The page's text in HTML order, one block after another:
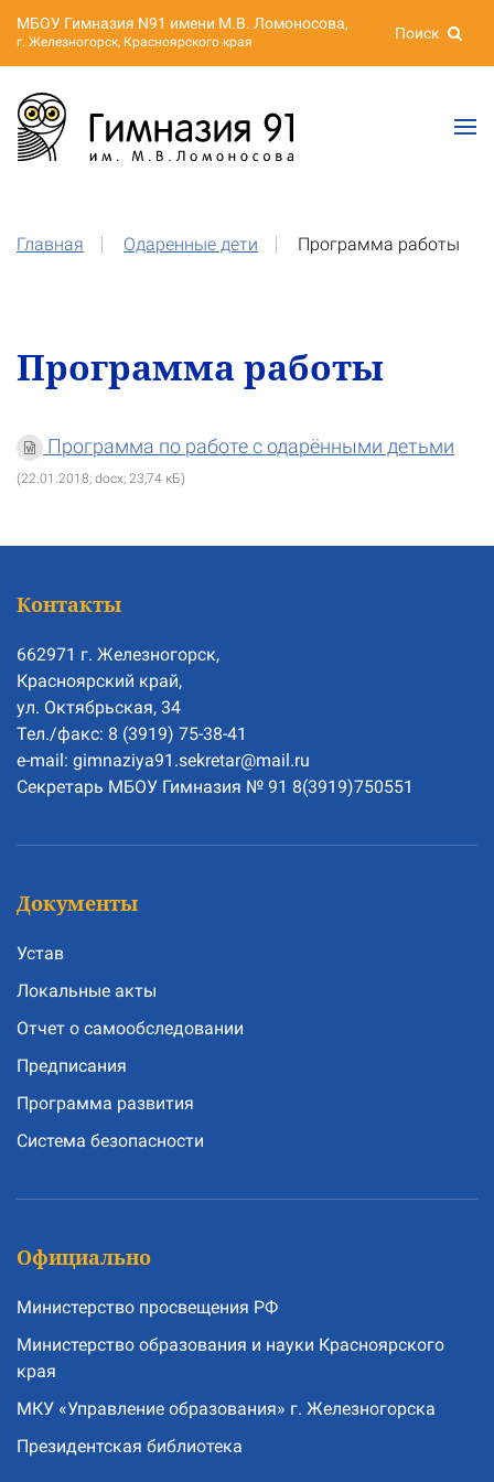
МБОУ Гимназия N91 имени М.В. Ломоносова,
г. Железногорск, Красноярского края Поиск
Главная Одаренные дети Программа работы
Программа работы
Программа по работе с одарёнными детьми
(22.01.2018; docx; 23,74 кБ)
Контакты
662971 г. Железногорск,
Красноярский край,
ул. Октябрьская, 34
Тел./факс: 8 (3919) 75-38-41
e-mail: gimnaziya91.sekretar@mail.ru
Секретарь МБОУ Гимназия № 91 8(3919)750551
Документы
Устав
Локальные акты
Отчет о самообследовании
Предписания
Программа развития
Система безопасности
Официально
Министерство просвещения РФ
Министерство образования и науки Красноярского
края
МКУ «Управление образования» г. Железногорска
Президентская библиотека